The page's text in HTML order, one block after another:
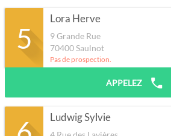
5
Lora Herve
9 Grande Rue
70400Saulnot
Pas de prospection.
APPELEZ
Ludwig Sylvie